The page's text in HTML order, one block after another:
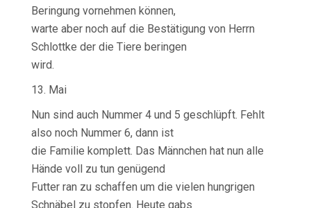
Beringung vornehmen können,
warte aber noch auf die Bestätigung von Herrn
Schlottke der die Tiere beringen
wird.
13. Mai
Nun sind auch Nummer 4 und 5 geschlüpft. Fehlt
also noch Nummer 6, dann ist
die Familie komplett. Das Männchen hat nun alle
Hände voll zu tun genügend
Futter ran zu schaffen um die vielen hungrigen
Schnäbel zu stopfen. Heute gabs